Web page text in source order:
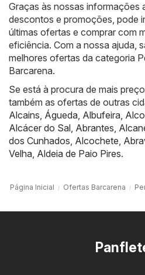
Graças às nossas informações
descontos e promoções, pode
últimas ofertas e comprar com
eficiência. Com a nossa ajuda,
melhores ofertas da categoria
Barcarena.
Se está à procura de mais
também as ofertas de outras
Alcains, Águeda, Albufeira,
Alcácer do Sal, Abrantes,
dos Cunhados, Alcochete,
Velha, Aldeia de Paio Pires.
Página Inicial Ofertas Barcarena